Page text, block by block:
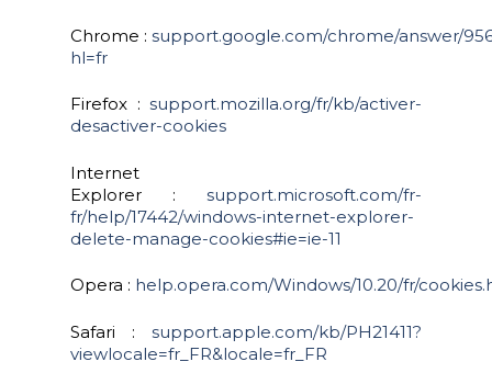
Chrome : support.google.com/chrome/answer/
hl=fr
Firefox : support.mozilla.org/fr/kb/activer-
desactiver-cookies
Internet
Explorer : support.microsoft.com/fr-
fr/help/17442/windows-internet-explorer-
delete-manage-cookies#ie=ie-11
Opera : help.opera.com/Windows/10.20/fr/
Safari : support.apple.com/kb/PH21411?
viewlocale=fr_FR&locale=fr_FR